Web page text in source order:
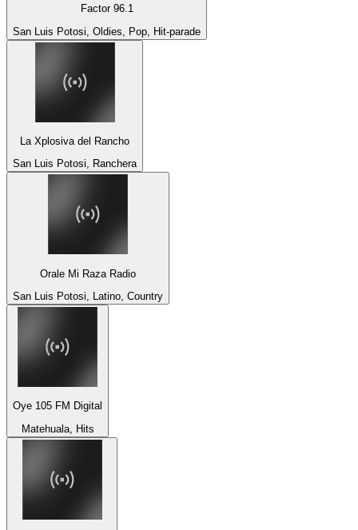
Factor 96.1
San Luis Potosi, Oldies, Pop, Hit-parade
La Xplosiva del Rancho
San Luis Potosi, Ranchera
Orale Mi Raza Radio
San Luis Potosi, Latino, Country
Oye 105 FM Digital
Matehuala, Hits